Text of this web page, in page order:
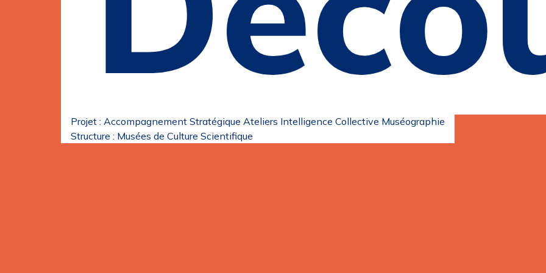
Projet : Accompagnement Stratégique Ateliers Intelligence Collective Muséographie
Structure : Musées de Culture Scientifique